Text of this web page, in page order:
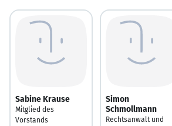
Sabine Krause
Mitglied des
Vorstands
Simon
Schmollmann
Rechtsanwalt und